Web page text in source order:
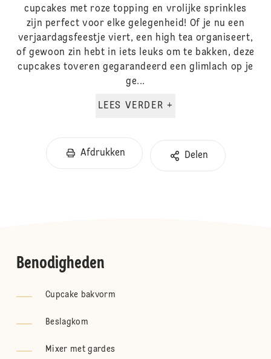
cupcakes met roze topping en vrolijke sprinkles
zijn perfect voor elke gelegenheid! Of je nu een
verjaardagsfeestje viert, een high tea organiseert,
of gewoon zin hebt in iets leuks om te bakken, deze
cupcakes toveren gegarandeerd een glimlach op je
ge...
LEES VERDER +
Afdrukken Delen
Benodigheden
Cupcake bakvorm
Beslagkom
Mixer met gardes